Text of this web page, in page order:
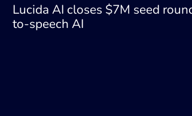
Lucida AI closes $7M seed
to-speech AI